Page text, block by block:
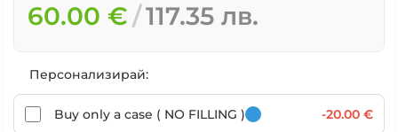
60.00 € 117.35 лв.
Персонализирай:
Buy only a case ( NO FILLING ) -20.00 €